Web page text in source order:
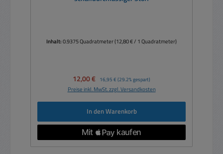
Inhalt:0.9375 Quadratmeter(12,80 € / 1 Quadratmeter)
Verkaufspreis:
12,00 € Regulärer Preis:
16,95 € (29.2% gespart)
Preise inkl. MwSt. zzgl. Versandkosten
In den Warenkorb